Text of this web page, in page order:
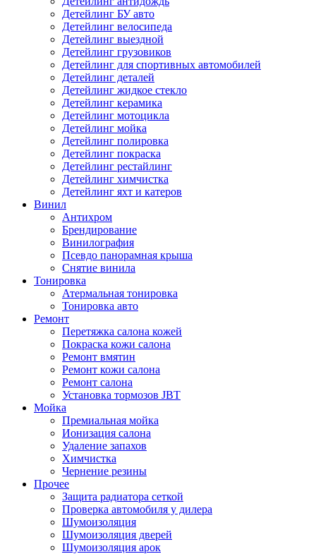
Детейлинг БУ авто
Детейлинг велосипеда
Детейлинг выездной
Детейлинг грузовиков
Детейлинг для спортивных автомобилей
Детейлинг деталей
Детейлинг жидкое стекло
Детейлинг керамика
Детейлинг мотоцикла
Детейлинг мойка
Детейлинг полировка
Детейлинг покраска
Детейлинг рестайлинг
Детейлинг химчистка
Детейлинг яхт и катеров
Винил
Антихром
Брендирование
Винилография
Псевдо панорамная крыша
Снятие винила
Тонировка
Атермальная тонировка
Тонировка авто
Ремонт
Перетяжка салона кожей
Покраска кожи салона
Ремонт вмятин
Ремонт кожи салона
Ремонт салона
Установка тормозов JBT
Мойка
Премиальная мойка
Ионизация салона
Удаление запахов
Химчистка
Чернение резины
Прочее
Защита радиатора сеткой
Проверка автомобиля у дилера
Шумоизоляция
Шумоизоляция дверей
Шумоизоляция арок